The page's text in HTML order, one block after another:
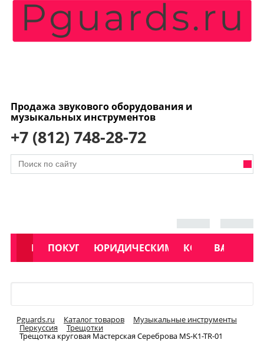
Продажа звукового оборудования и
музыкальных инструментов
+7 (812) 748-28-72
АКЦИИ
КАТАЛОГ
ПОКУПАТЕЛЯМЮРИДИЧЕСКИМ ЛИЦАМКОНТАКТЫ
УСЛУГИ
Pguards.ru Каталог товаров Музыкальные инструменты
Перкуссия Трещотки
Трещотка круговая Мастерская Сереброва MS-K1-TR-01